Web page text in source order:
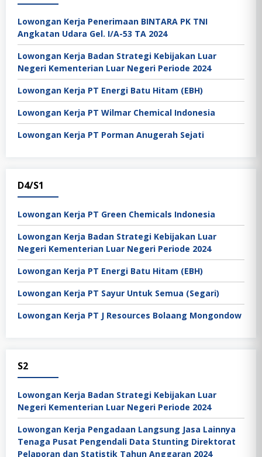
Lowongan Kerja Penerimaan BINTARA PK TNI
Angkatan Udara Gel. I/A-53 TA 2024
Lowongan Kerja Badan Strategi Kebijakan Luar
Negeri Kementerian Luar Negeri Periode 2024
Lowongan Kerja PT Energi Batu Hitam (EBH)
Lowongan Kerja PT Wilmar Chemical Indonesia
Lowongan Kerja PT Porman Anugerah Sejati
D4/S1
Lowongan Kerja PT Green Chemicals Indonesia
Lowongan Kerja Badan Strategi Kebijakan Luar
Negeri Kementerian Luar Negeri Periode 2024
Lowongan Kerja PT Energi Batu Hitam (EBH)
Lowongan Kerja PT Sayur Untuk Semua (Segari)
Lowongan Kerja PT J Resources Bolaang Mongondow
S2
Lowongan Kerja Badan Strategi Kebijakan Luar
Negeri Kementerian Luar Negeri Periode 2024
Lowongan Kerja Pengadaan Langsung Jasa Lainnya
Tenaga Pusat Pengendali Data Stunting Direktorat
Pelaporan dan Statistik Tahun Anggaran 2024